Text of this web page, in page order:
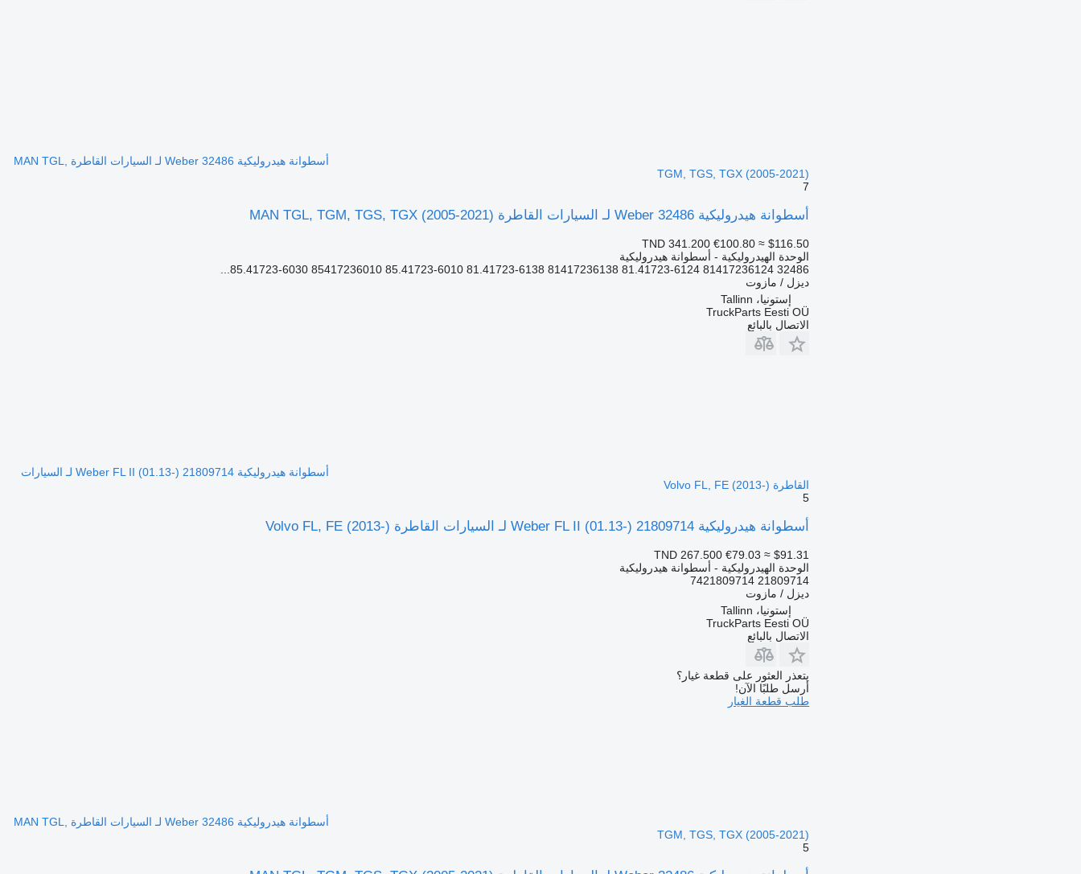
أسطوانة هيدروليكية Weber 32486 لـ السيارات القاطرة MAN TGL,
TGM, TGS, TGX (2005-2021)
7
أسطوانة هيدروليكية Weber 32486 لـ السيارات القاطرة MAN TGL, TGM, TGS, TGX (2005-2021)
TND 341.200 €100.80 ≈ $116.50
الوحدة الهيدروليكية - أسطوانة هيدروليكية
32486 81417236124 81.41723-6124 81417236138 81.41723-6138 85.41723-6010 85417236010 85.41723-6030...
ديزل / مازوت
إستونيا، Tallinn
TruckParts Eesti OÜ
الاتصال بالبائع
أسطوانة هيدروليكية Weber FL II (01.13-) 21809714 لـ السيارات
القاطرة Volvo FL, FE (2013-)
5
أسطوانة هيدروليكية Weber FL II (01.13-) 21809714 لـ السيارات القاطرة Volvo FL, FE (2013-)
TND 267.500 €79.03 ≈ $91.31
الوحدة الهيدروليكية - أسطوانة هيدروليكية
21809714 7421809714
ديزل / مازوت
إستونيا، Tallinn
TruckParts Eesti OÜ
الاتصال بالبائع
يتعذر العثور على قطعة غيار؟
أرسل طلبًا الآن!
طلب قطعة الغيار
أسطوانة هيدروليكية Weber 32486 لـ السيارات القاطرة MAN TGL,
TGM, TGS, TGX (2005-2021)
5